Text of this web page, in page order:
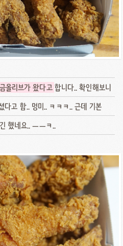
올리브가 왔다고합니다.. 확인해보니
고 함.. 멍미.. ㅋㅋㅋ.. 근데 기본
했네요.. ㅡㅡㅋ..